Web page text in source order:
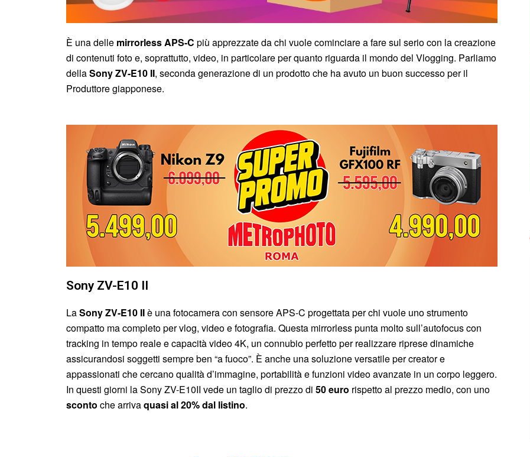
È una delle mirrorless APS-C più apprezzate da chi vuole cominciare a fare sul serio con la creazione
di contenuti foto e, soprattutto, video, in particolare per quanto riguarda il mondo del Vlogging. Parliamo
dellaSony ZV-E10 II, seconda generazione di un prodotto che ha avuto un buon successo per il
Produttore giapponese.
Sony ZV-E10 II
LaSonyZV-E10 IIè una fotocamera con sensore APS-C progettata per chi vuole uno strumento
compatto ma completo per vlog, video e fotografia. Questa mirrorless punta molto sull’autofocus con
tracking in tempo reale e capacità video 4K, un connubio perfetto per realizzare riprese dinamiche
assicurandosi soggetti sempre ben “a fuoco”. È anche una soluzione versatile per creator e
appassionati che cercano qualità d’immagine, portabilità e funzioni video avanzate in un corpo leggero.
In questi giorni la Sony ZV-E10II vede un taglio di prezzo di 50 euro rispetto al prezzo medio, con uno
sconto che arrivaquasi al 20% dal listino.